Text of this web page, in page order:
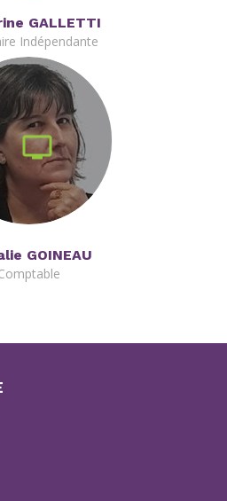
GALLETTI
Indépendante
GOINEAU